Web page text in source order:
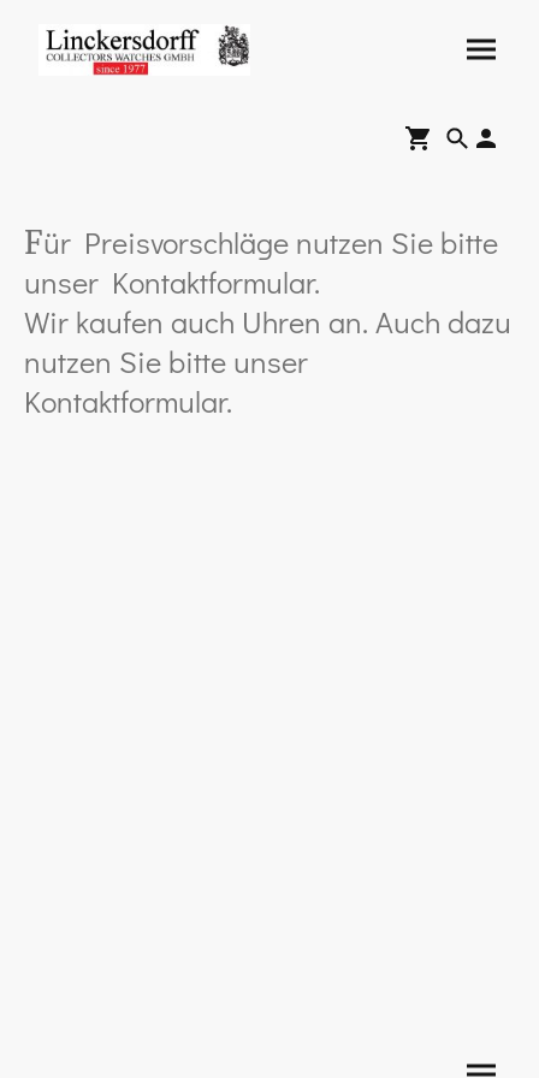
Für Preisvorschläge nutzen Sie bitte
unser Kontaktformular.
Wir kaufen auch Uhren an. Auch dazu
nutzen Sie bitte unser
Kontaktformular.